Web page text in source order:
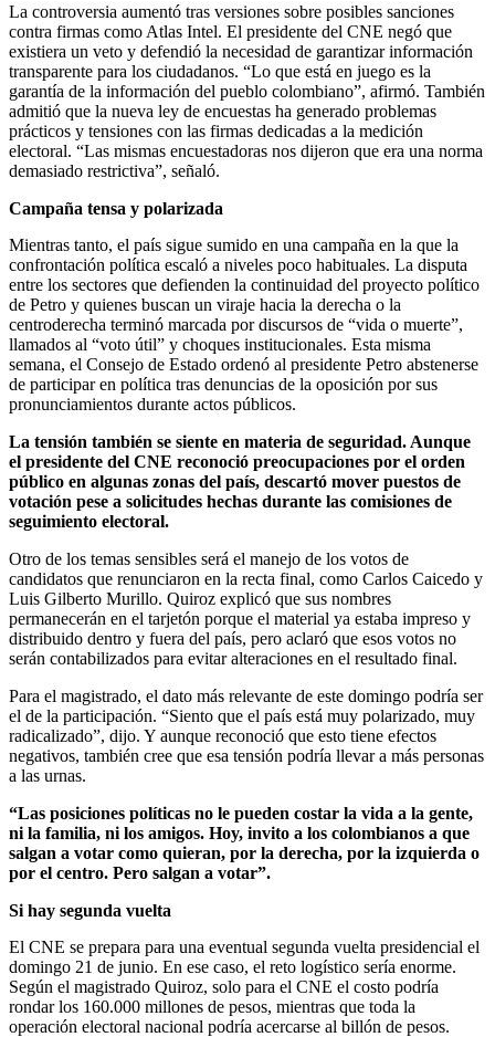
La controversia aumentó tras versiones sobre posibles sanciones
contra firmas como Atlas Intel. El presidente del CNE negó que
existiera un veto y defendió la necesidad de garantizar información
transparente para los ciudadanos. “Lo que está en juego es la
garantía de la información del pueblo colombiano”, afirmó. También
admitió que la nueva ley de encuestas ha generado problemas
prácticos y tensiones con las firmas dedicadas a la medición
electoral. “Las mismas encuestadoras nos dijeron que era una norma
demasiado restrictiva”, señaló.
Campaña tensa y polarizada
Mientras tanto, el país sigue sumido en una campaña en la que la
confrontación política escaló a niveles poco habituales. La disputa
entre los sectores que defienden la continuidad del proyecto político
de Petro y quienes buscan un viraje hacia la derecha o la
centroderecha terminó marcada por discursos de “vida o muerte”,
llamados al “voto útil” y choques institucionales. Esta misma
semana, el Consejo de Estado ordenó al presidente Petro abstenerse
de participar en política tras denuncias de la oposición por sus
pronunciamientos durante actos públicos.
La tensión también se siente en materia de seguridad. Aunque
el presidente del CNE reconoció preocupaciones por el orden
público en algunas zonas del país, descartó mover puestos de
votación pese a solicitudes hechas durante las comisiones de
seguimiento electoral.
Otro de los temas sensibles será el manejo de los votos de
candidatos que renunciaron en la recta final, como Carlos Caicedo y
Luis Gilberto Murillo. Quiroz explicó que sus nombres
permanecerán en el tarjetón porque el material ya estaba impreso y
distribuido dentro y fuera del país, pero aclaró que esos votos no
serán contabilizados para evitar alteraciones en el resultado final.
Para el magistrado, el dato más relevante de este domingo podría ser
el de la participación. “Siento que el país está muy polarizado, muy
radicalizado”, dijo. Y aunque reconoció que esto tiene efectos
negativos, también cree que esa tensión podría llevar a más personas
a las urnas.
“Las posiciones políticas no le pueden costar la vida a la gente,
ni la familia, ni los amigos. Hoy, invito a los colombianos a que
salgan a votar como quieran, por la derecha, por la izquierda o
por el centro. Pero salgan a votar”.
Si hay segunda vuelta
El CNE se prepara para una eventual segunda vuelta presidencial el
domingo 21 de junio. En ese caso, el reto logístico sería enorme.
Según el magistrado Quiroz, solo para el CNE el costo podría
rondar los 160.000 millones de pesos, mientras que toda la
operación electoral nacional podría acercarse al billón de pesos.